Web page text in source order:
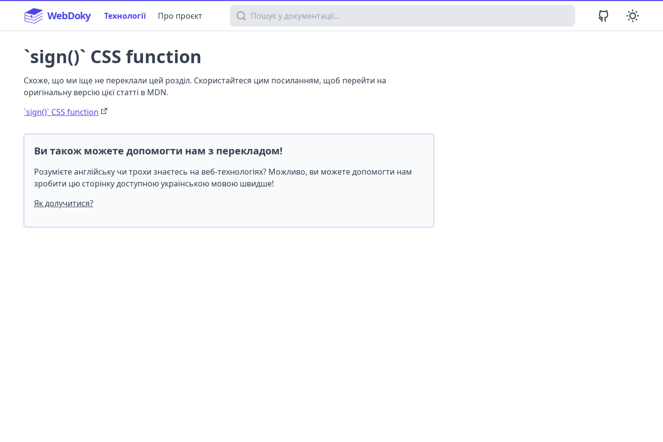
WebDoky Технології Про проєкт Пошук у документації
`sign()` CSS function
Схоже, що ми іще не переклали цей розділ. Скористайтеся цим посиланням, щоб перейти на
оригінальну версію цієї статті в MDN.
`sign()` CSS function
Ви також можете допомогти нам з перекладом!
Розумієте англійську чи трохи знаєтесь на веб-технологіях? Можливо, ви можете допомогти нам
зробити цю сторінку доступною українською мовою швидше!
Як долучитися?